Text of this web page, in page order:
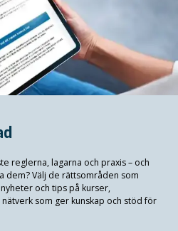
reglerna, lagarna och praxis– och
dem? Välj de rättsområden som
och tips på kurser,
som ger kunskap och stöd för